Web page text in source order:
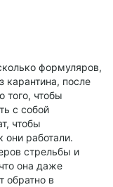
формуляров,
карантина, после
того, чтобы
с собой
чтобы
они работали.
стрельбы и
она даже
обратно в